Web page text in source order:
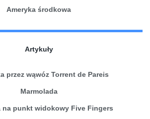
Ameryka środkowa
Artykuły
przez wąwóz Torrent de Pareis
Marmolada
na punkt widokowy Five Fingers